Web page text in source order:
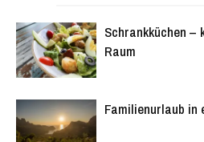
Schrankküchen –
Raum
Familienurlaub in